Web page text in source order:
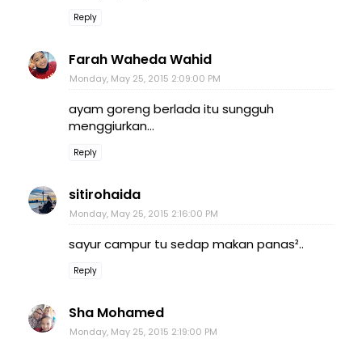
Reply
Farah Waheda Wahid
Monday, May 25, 2015 2:09:00 PM
ayam goreng berlada itu sungguh
menggiurkan...
Reply
sitirohaida
Monday, May 25, 2015 2:16:00 PM
sayur campur tu sedap makan panas²..
Reply
Sha Mohamed
Monday, May 25, 2015 2:19:00 PM